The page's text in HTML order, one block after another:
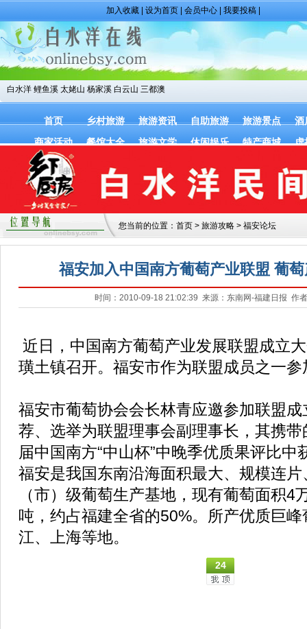
加入收藏 设为首页 会员中心 我要投稿
白水洋 鲤鱼溪 太姥山 杨家溪 白云山 三都澳
首页 乡村旅游 旅游资讯 自助旅游 旅游景点
酒
商家活动
餐馆大全 旅游文学 休闲娱乐 特产商城 虚
您当前的位置： 首页 > 旅游攻略 > 福安论坛
福安加入中国南方葡萄产业联盟 葡
时间：2010-09-18 21:02:39 来源：东南网-福建日报 作
近日，中国南方葡萄产业发展联盟成立
璜土镇召开。福安市作为联盟成员之一
福安市葡萄协会会长林青应邀参加联盟
荐、选举为联盟理事会副理事长，其携
届中国南方“中山杯”中晚季优质果评比中
福安是我国东南沿海面积最大、规模连
（市）级葡萄生产基地，现有葡萄面积4
吨，约占福建全省的50%。所产优质巨
江、上海等地。
24